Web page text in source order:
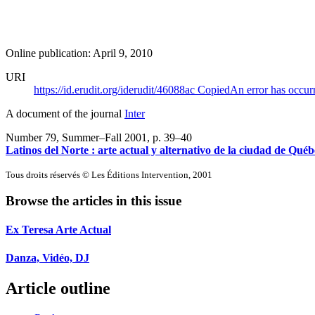
Online publication: April 9, 2010
URI
https://id.erudit.org/iderudit/46088ac CopiedAn error has
A document of the journal Inter
Number 79, Summer–Fall 2001 , p. 39–40
Latinos del Norte : arte actual y alternativo de la ciudad de
Tous droits réservés © Les Éditions Intervention, 2001
Browse the articles in this issue
Ex Teresa Arte Actual
Danza, Vidéo, DJ
Article outline